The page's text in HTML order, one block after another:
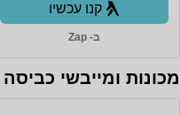
קנו עכשיו
ב- Zap
מכונות ומייבשי כביסה